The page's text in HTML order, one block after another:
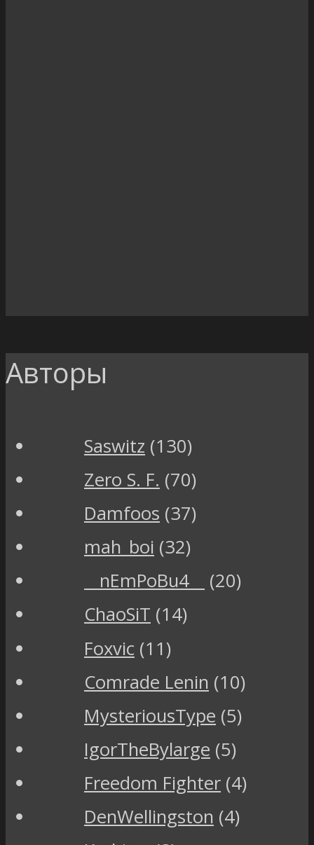
Авторы
Saswitz (130)
Zero S. F. (70)
Damfoos (37)
mah_boi (32)
__nEmPoBu4__
(20)
ChaoSiT (14)
Foxvic (11)
Comrade Lenin (10)
MysteriousType (5)
IgorTheBylarge (5)
Freedom Fighter (4)
DenWellingston (4)